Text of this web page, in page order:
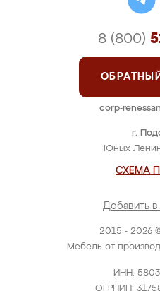
2015 - 2026
Мебель от
ИНН:
ОГРНИП:
г.
Юных
СХЕМА
Добавить
8 (800)
corp-